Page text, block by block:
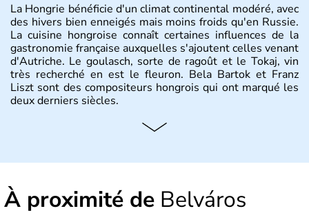
La Hongrie bénéficie d'un climat continental modéré, avec
des hivers bien enneigés mais moins froids qu'en Russie.
La cuisine hongroise connaît certaines influences de la
gastronomie française auxquelles s'ajoutent celles venant
d'Autriche. Le goulasch, sorte de ragoût et le Tokaj, vin
très recherché en est le fleuron. Bela Bartok et Franz
Liszt sont des compositeurs hongrois qui ont marqué les
deux derniers siècles.
Histoire et administration
depuis 2004, la Hongrie est aussi appelée « pays magyar
pays dont la langue est bien-sûr le hongrois et la
monnaie le forint. Sa capitale s'appelle Budapest.
À proximité de Belváros